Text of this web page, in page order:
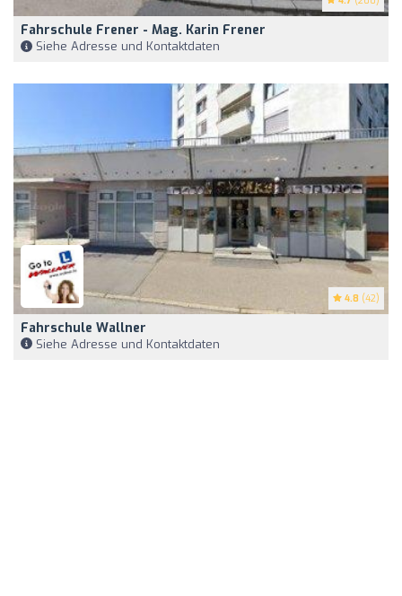
Fahrschule Frener - Mag. Karin Frener
Siehe Adresse und Kontaktdaten
4.8 (42)
Fahrschule Wallner
Siehe Adresse und Kontaktdaten